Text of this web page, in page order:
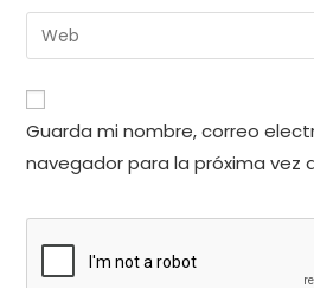
de
usuario
para
comentar
dirección
de
electrónico
para
comentar
Introduce
la
URL
de
tu
web
Guarda mi nombre, correo
navegador para la próxima vez